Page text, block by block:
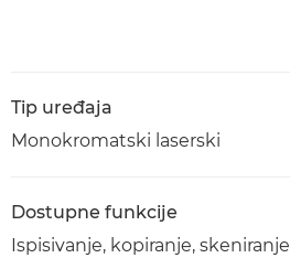
Tip uređaja
Monokromatski laserski
Dostupne funkcije
Ispisivanje, kopiranje, skeniranje